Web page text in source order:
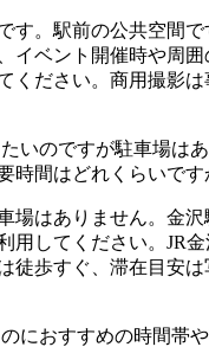
す。駅前の公共空間
イベント開催時や周
ください。商用撮影
いのですが駐車場は
時間はどれくらいです
場はありません。金
用してください。JR
徒歩すぐ、滞在目安
におすすめの時間帯